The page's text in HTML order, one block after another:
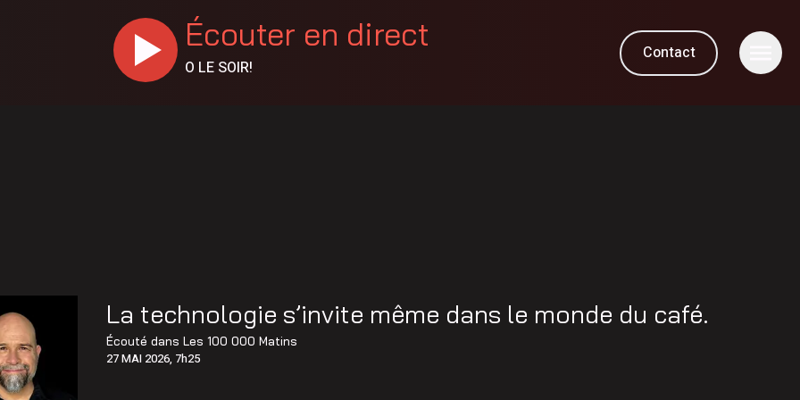
Écouter en direct
O LE SOIR!
Contact
La technologie s’invite même dans le monde du café.
Écouté dansLes 100 000 Matins
27 MAI 2026, 7h25